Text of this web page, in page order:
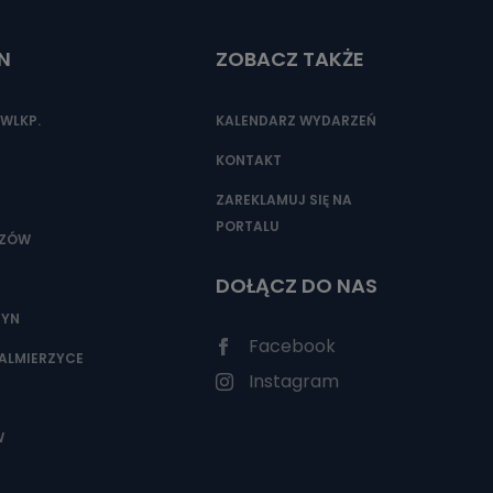
ze
ZOBACZ TAKŻE
KALENDARZ WYDARZEŃ
KONTAKT
ZAREKLAMUJ SIĘ NA
PORTALU
DOŁĄCZ DO NAS
Facebook
Instagram